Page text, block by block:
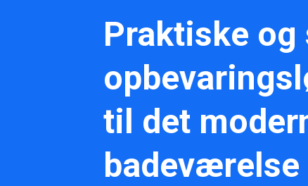
Praktiske og
til det
badeværelse